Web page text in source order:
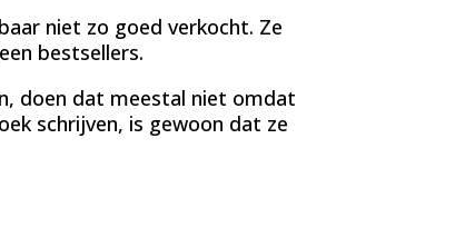
niet zo goed verkocht. Ze
bestsellers.
doen dat meestal niet omdat
schrijven, is gewoon dat ze